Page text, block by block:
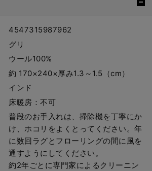
4547315987962
グリ
ウール100%
約 170×240×厚み1.3～1.5（cm）
インド
床暖房：不可
普段のお手入れは、掃除機を丁寧にか
け、ホコリをよくとってください。年
に数回ラグとフローリングの間に風を
通すようにしてください。
約2年ごとに専門家によるクリーニン